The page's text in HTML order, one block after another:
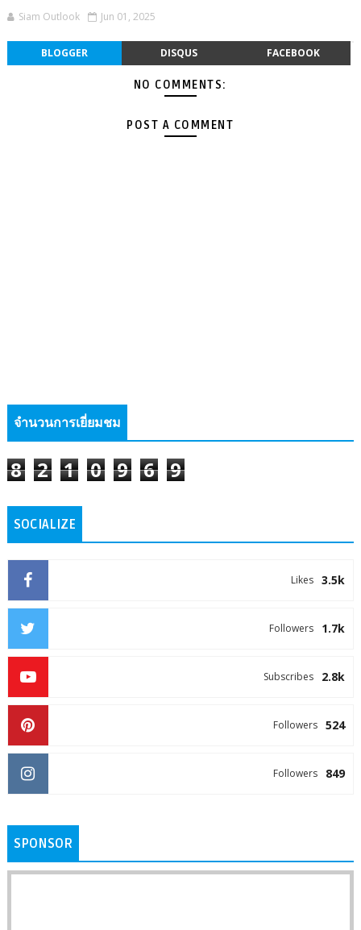
Siam Outlook Jun 01, 2025
BLOGGER DISQUS FACEBOOK
NO COMMENTS:
POST A COMMENT
จำนวนการเยี่ยมชม
8 2 1 0 9 6 9
SOCIALIZE
3.5k
Likes
1.7k
Followers
2.8k
Subscribes
524
Followers
849
Followers
SPONSOR